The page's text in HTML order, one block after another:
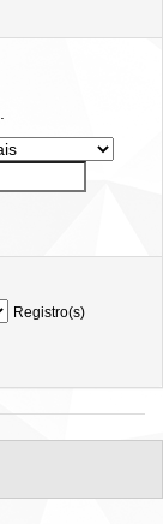
Registro(s)